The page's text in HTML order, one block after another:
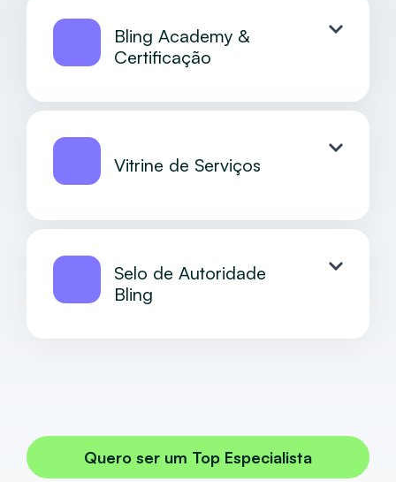
Bling Academy &
Certificação
Vitrine de Serviços
Selo de Autoridade
Bling
Quero ser um Top Especialista